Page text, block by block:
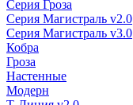
Серия Гроза
Серия Магистраль v2.0
Серия Магистраль v3.0
Кобра
Гроза
Настенные
Модерн